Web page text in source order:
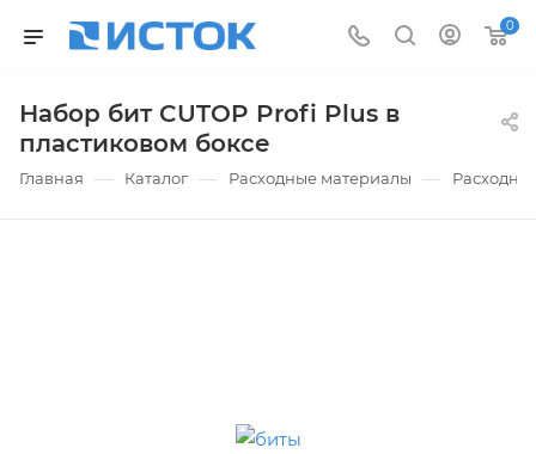
0
Набор бит CUTOP Profi Plus в
пластиковом боксе
Главная — Каталог — Расходные материалы —